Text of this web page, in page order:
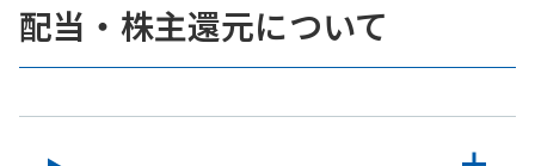
配当・株主還元について